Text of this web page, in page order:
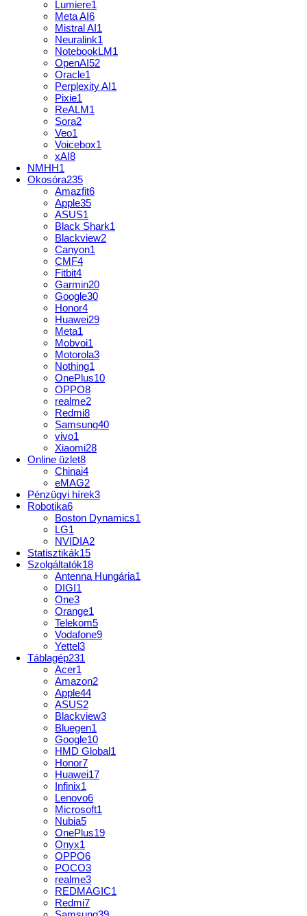
Lumiere1
Meta AI6
Mistral AI1
Neuralink1
NotebookLM1
OpenAI52
Oracle1
Perplexity AI1
Pixie1
ReALM1
Sora2
Veo1
Voicebox1
xAI8
NMHH1
Okosóra235
Amazfit6
Apple35
ASUS1
Black Shark1
Blackview2
Canyon1
CMF4
Fitbit4
Garmin20
Google30
Honor4
Huawei29
Meta1
Mobvoi1
Motorola3
Nothing1
OnePlus10
OPPO8
realme2
Redmi8
Samsung40
vivo1
Xiaomi28
Online üzlet8
Chinai4
eMAG2
Pénzügyi hírek3
Robotika6
Boston Dynamics1
LG1
NVIDIA2
Statisztikák15
Szolgáltatók18
Antenna Hungária1
DIGI1
One3
Orange1
Telekom5
Vodafone9
Yettel3
Táblagép231
Acer1
Amazon2
Apple44
ASUS2
Blackview3
Bluegen1
Google10
HMD Global1
Honor7
Huawei17
Infinix1
Lenovo6
Microsoft1
Nubia5
OnePlus19
Onyx1
OPPO6
POCO3
realme3
REDMAGIC1
Redmi7